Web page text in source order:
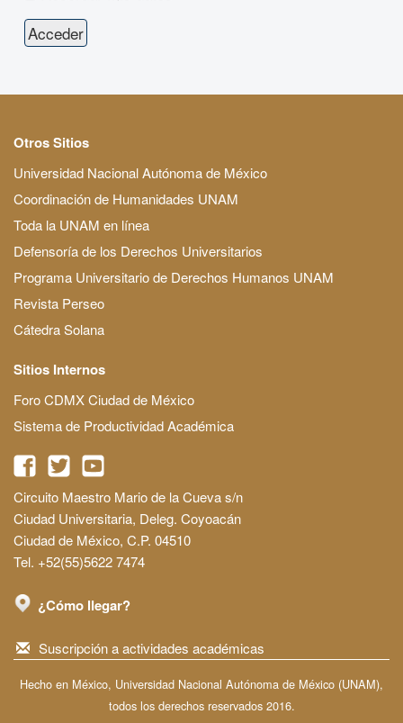
Otros Sitios
Universidad Nacional Autónoma de México
Coordinación de Humanidades UNAM
Toda la UNAM en línea
Defensoría de los Derechos Universitarios
Programa Universitario de Derechos Humanos UNAM
Revista Perseo
Cátedra Solana
Sitios Internos
Foro CDMX Ciudad de México
Sistema de Productividad Académica
Circuito Maestro Mario de la Cueva s/n
Ciudad Universitaria, Deleg. Coyoacán
Ciudad de México, C.P. 04510
Tel. +52(55)5622 7474
¿Cómo llegar?
Suscripción a actividades académicas
Hecho en México, Universidad Nacional Autónoma de México (UNAM),
todos los derechos reservados 2016.